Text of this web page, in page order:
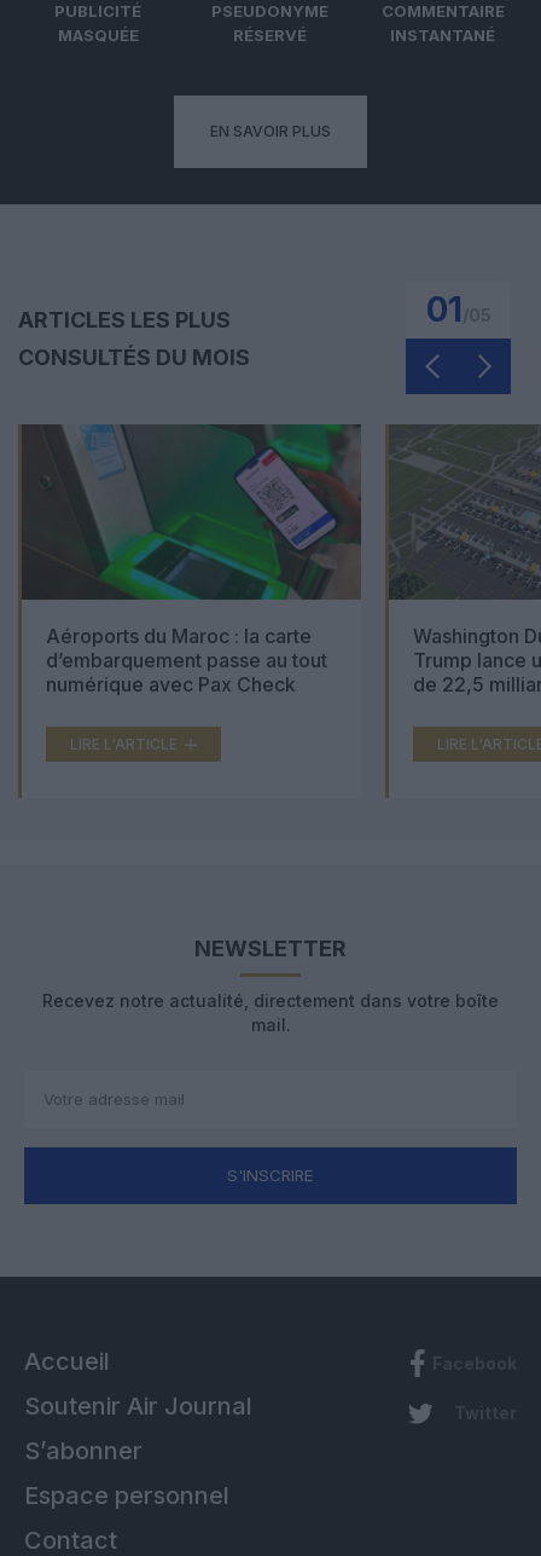
PUBLICITÉ
MASQUÉE
PSEUDONYME
RÉSERVÉ
COMMENTAIRE
INSTANTANÉ
EN SAVOIR PLUS
ARTICLES LES PLUS
CONSULTÉS DU MOIS
01
Aéroports du Maroc : la carte
d’embarquement passe au tout
numérique avec Pax Check
LIRE L'ARTICLE
Washington
Trump lance
de 22,5
LIRE
NEWSLETTER
Recevez notre actualité, directement dans votre boîte
mail.
S'INSCRIRE
Accueil
Soutenir Air Journal
S’abonner
Espace personnel
Contact